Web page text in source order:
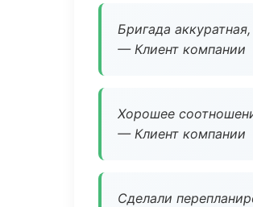
Бригада
— Клиент компании
Хорошее
— Клиент компании
Сделали